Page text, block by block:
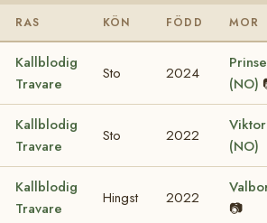
RAS KÖN FÖDD MOR
Kallblodig
Travare
Sto 2024
(NO)
Kallblodig
Travare
Sto 2022
(NO)
Kallblodig
Travare
Hingst 2022
📷